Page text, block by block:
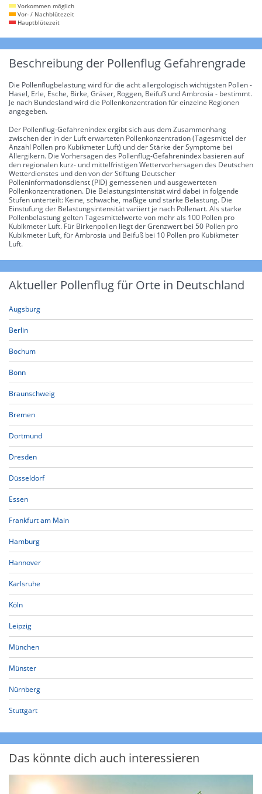
Vorkommen möglich
Vor- / Nachblütezeit
Hauptblütezeit
Beschreibung der Pollenflug Gefahrengrade
Die Pollenflugbelastung wird für die acht allergologisch wichtigsten Pollen -
Hasel, Erle, Esche, Birke, Gräser, Roggen, Beifuß und Ambrosia - bestimmt.
Je nach Bundesland wird die Pollenkonzentration für einzelne Regionen
angegeben.
Der Pollenflug-Gefahrenindex ergibt sich aus dem Zusammenhang
zwischen der in der Luft erwarteten Pollenkonzentration (Tagesmittel der
Anzahl Pollen pro Kubikmeter Luft) und der Stärke der Symptome bei
Allergikern. Die Vorhersagen des Pollenflug-Gefahrenindex basieren auf
den regionalen kurz- und mittelfristigen Wettervorhersagen des Deutschen
Wetterdienstes und den von der Stiftung Deutscher
Polleninformationsdienst (PID) gemessenen und ausgewerteten
Pollenkonzentrationen. Die Belastungsintensität wird dabei in folgende
Stufen unterteilt: Keine, schwache, mäßige und starke Belastung. Die
Einstufung der Belastungsintensität variiert je nach Pollenart. Als starke
Pollenbelastung gelten Tagesmittelwerte von mehr als 100 Pollen pro
Kubikmeter Luft. Für Birkenpollen liegt der Grenzwert bei 50 Pollen pro
Kubikmeter Luft, für Ambrosia und Beifuß bei 10 Pollen pro Kubikmeter
Luft.
Aktueller Pollenflug für Orte in Deutschland
Augsburg
Berlin
Bochum
Bonn
Braunschweig
Bremen
Dortmund
Dresden
Düsseldorf
Essen
Frankfurt am Main
Hamburg
Hannover
Karlsruhe
Köln
Leipzig
München
Münster
Nürnberg
Stuttgart
Das könnte dich auch interessieren